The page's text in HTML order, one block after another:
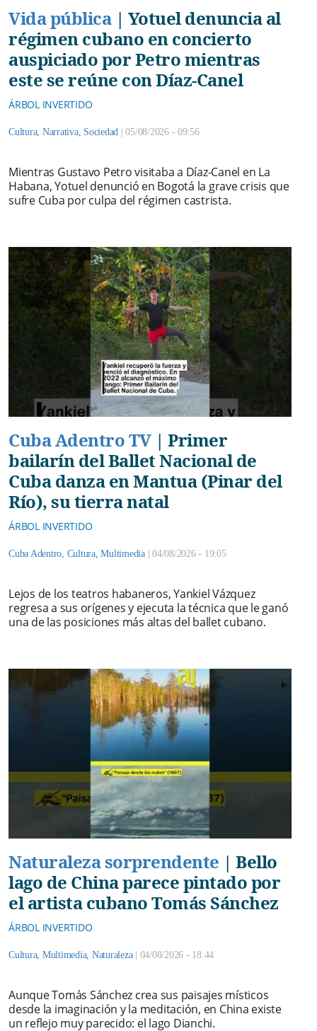
Vida pública| Yotuel denuncia al
régimen cubano en concierto
auspiciado por Petro mientras
este se reúne con Díaz-Canel
ÁRBOL INVERTIDO
Cultura, Narrativa, Sociedad |05/08/2026 - 09:56
Mientras Gustavo Petro visitaba a Díaz-Canel en La
Habana, Yotuel denunció en Bogotá la grave crisis que
sufre Cuba por culpa del régimen castrista.
Cuba Adentro TV| Primer
bailarín del Ballet Nacional de
Cuba danza en Mantua (Pinar del
Río), su tierra natal
ÁRBOL INVERTIDO
Cuba Adentro Cultura,Multimedia | 04/08/2026 - 19:05
Lejos de los teatros habaneros, Yankiel Vázquez
regresa a sus orígenes y ejecuta la técnica que le ganó
una de las posiciones más altas del ballet cubano.
Naturaleza sorprendente | Bello
lago de China parece pintado por
el artista cubano Tomás Sánchez
ÁRBOL INVERTIDO
Cultura, Multimedia, Naturaleza | 04/08/2026 - 18:44
Aunque Tomás Sánchez crea sus paisajes místicos
desde la imaginación y la meditación, en China existe
un reflejo muy parecido: el lago Dianchi.